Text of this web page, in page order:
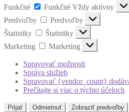
Funkčné
Funkčné Vždy aktívny
Predvoľby
Predvoľby
Štatistiky
Štatistiky
Marketing
Marketing
Spravovať možnosti
Správa služieb
Spravovať {vendor_count}
Prečítajte si viac o týchto účeloch
Prijať Odmietnuť Zobraziť predvoľby